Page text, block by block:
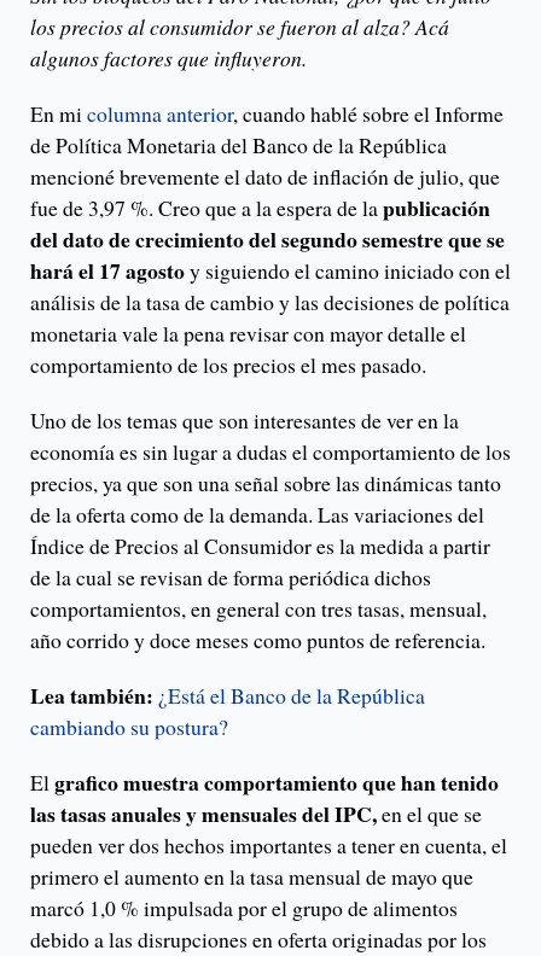
los precios al consumidor se fueron al alza? Acá
algunos factores que influyeron.
En micolumna anterior, cuando hablé sobre el Informe
de Política Monetaria del Banco de la República
mencioné brevemente el dato de inflación de julio, que
fue de 3,97 %. Creo que a la espera de lapublicación
del dato de crecimiento del segundo semestre que se
hará el 17 agostoy siguiendo el camino iniciado con el
análisis de la tasa de cambio y las decisiones de política
monetaria vale la pena revisar con mayor detalle el
comportamiento de los precios el mes pasado.
Uno de los temas que son interesantes de ver en la
economía es sin lugar a dudas el comportamiento de los
precios, ya que son una señal sobre las dinámicas tanto
de la oferta como de la demanda. Las variaciones del
Índice de Precios al Consumidor es la medida a partir
de la cual se revisan de forma periódica dichos
comportamientos, en general con tres tasas, mensual,
año corrido y doce meses como puntos de referencia.
Lea también: ¿Está el Banco de la República
cambiando su postura?
Elgrafico muestra comportamiento que han tenido
las tasas anuales y mensuales del IPC,en el que se
pueden ver dos hechos importantes a tener en cuenta, el
primero el aumento en la tasa mensual de mayo que
marcó 1,0 % impulsada por el grupo de alimentos
debido a las disrupciones en oferta originadas por los